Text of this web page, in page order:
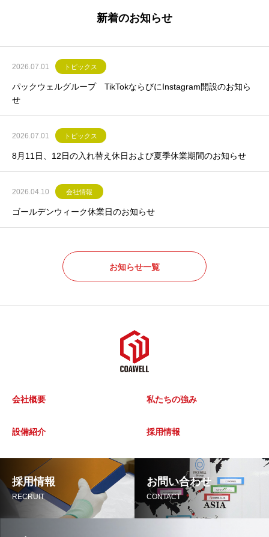
新着のお知らせ
2026.07.01 トピックス
パックウェルグループ TikTokならびにInstagram開設のお知ら
せ
2026.07.01 トピックス
8月11日、12日の入れ替え休日および夏季休業期間のお知らせ
2026.04.10 会社情報
ゴールデンウィーク休業日のお知らせ
お知らせ一覧
会社概要 私たちの強み
設備紹介 採用情報
採用情報
RECRUIT
お問い合わせ
CONTACT